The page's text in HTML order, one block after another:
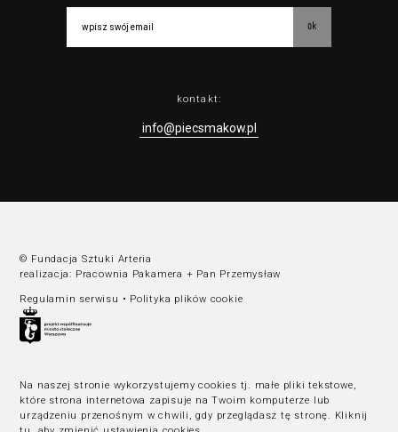
ok
kontakt:
info@piecsmakow.pl
© Fundacja Sztuki Arteria
realizacja: Pracownia Pakamera + Pan Przemysław
Regulamin serwisu • Polityka plików cookie
Na naszej stronie wykorzystujemy cookies tj. małe pliki tekstowe,
które strona internetowa zapisuje na Twoim komputerze lub
urządzeniu przenośnym w chwili, gdy przeglądasz tę stronę. Kliknij